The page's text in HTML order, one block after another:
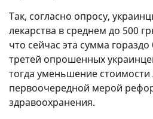
Так, согласно опросу,
лекарства в среднем до 500
что сейчас эта сумма
третей опрошенных
тогда уменьшение стоимости
первоочередной мерой
здравоохранения.